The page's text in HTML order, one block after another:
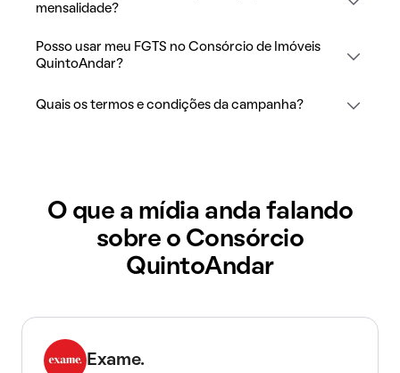
mensalidade?
Posso usar meu FGTS no Consórcio de Imóveis
QuintoAndar?
Quais os termos e condições da campanha?
O que a mídia anda falando
sobre o Consórcio
QuintoAndar
Exame.